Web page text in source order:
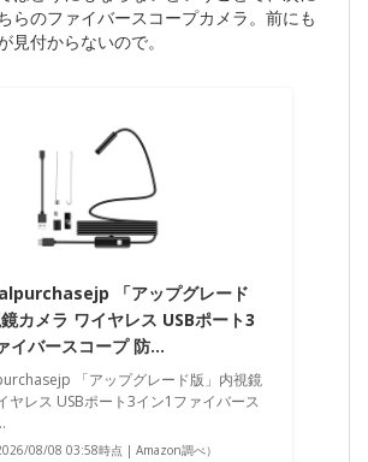
らのファイバースコープカメラ。前にも
見付からないので。
「アップグレード
カメラ ワイヤレス USBポート3
イバースコープ 防…
「アップグレード版」内視鏡
ヤレス USBポート3イン1ファイバース
08/08 03:58時点 | Amazon調べ）